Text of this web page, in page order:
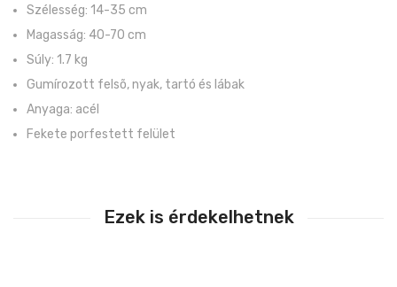
Szélesség: 14-35 cm
Magasság: 40-70 cm
Súly: 1.7 kg
Gumírozott felsõ, nyak, tartó és lábak
Anyaga: acél
Fekete porfestett felület
Ezek is érdekelhetnek